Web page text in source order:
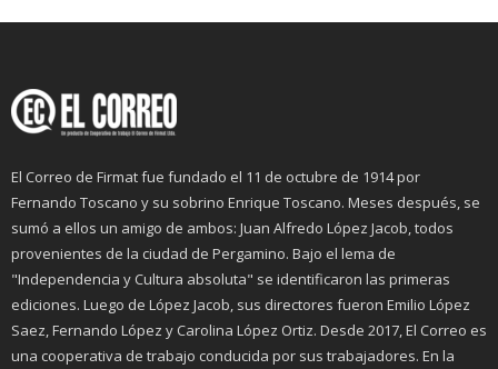
El Correo de Firmat fue fundado el 11 de octubre de 1914 por
Fernando Toscano y su sobrino Enrique Toscano. Meses después, se
sumó a ellos un amigo de ambos: Juan Alfredo López Jacob, todos
provenientes de la ciudad de Pergamino. Bajo el lema de
"Independencia y Cultura absoluta" se identificaron las primeras
ediciones. Luego de López Jacob, sus directores fueron Emilio López
Saez, Fernando López y Carolina López Ortiz. Desde 2017, El Correo es
una cooperativa de trabajo conducida por sus trabajadores. En la